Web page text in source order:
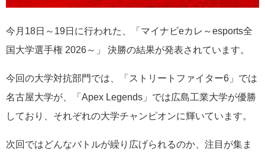
今月18日～19日に行われた、「マイナビeカレ～esports全
国大学選手権 2026～」 決勝の結果が発表されています。
今回の大学対抗部門では、「ストリートファイター6」では
名古屋大学が、「Apex Legends」では広島工業大学が優勝
しており、それぞれの大学チャンピオンに輝いています。
次回ではどんなバトルが繰り広げられるのか、注目が集ま